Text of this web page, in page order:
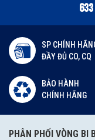
SP CHÍNH
ĐẦY ĐỦ CO, CQ
BẢO HÀNH
CHÍNH HÃNG
PHÂN PHỐI VÒNG BI